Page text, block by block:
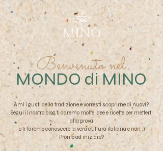
MINO
MONDO di MINO
Benvenuto nel
Ami i gusti della tradizione e vorresti scoprirne di nuovi?
Segui il nostro blog, ti daremo molte idee e ricette per metterti
alla prova
e ti faremo conoscere la vera cultura italiana e non;)
Pronto ad iniziare?